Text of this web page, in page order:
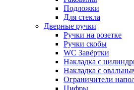
Подложки
Для стекла
Дверные ручки
Ручки на розетке
Ручки скобы
WC Завёртки
Накладка с
Накладка с
Ограничители
Цифры